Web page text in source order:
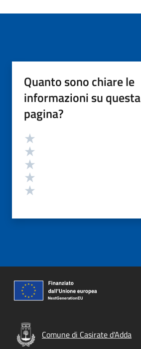
Quanto sono chiare le
informazioni su questa
pagina?
Valutazione
Comune di Casirate d'Adda